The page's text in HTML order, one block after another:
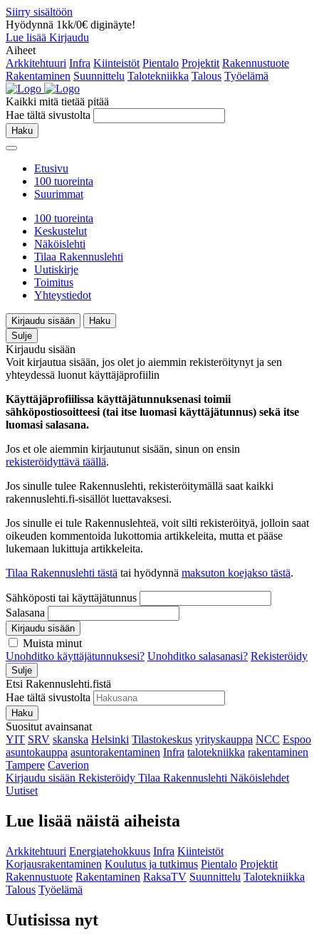
Siirry sisältöön
Hyödynnä 1kk/0€ diginäyte!
Lue lisää Kirjaudu
Aiheet
Arkkitehtuuri Infra Kiinteistöt Pientalo Projektit Rakennustuote
Rakentaminen Suunnittelu Talotekniikka Talous Työelämä
Kaikki mitä tietää pitää
Hae tältä sivustolta
Haku
Etusivu
100 tuoreinta
Suurimmat
100 tuoreinta
Keskustelut
Näköislehti
Tilaa Rakennuslehti
Uutiskirje
Toimitus
Yhteystiedot
Kirjaudu sisään
Haku
Sulje
Kirjaudu sisään
Voit kirjautua sisään, jos olet jo aiemmin rekisteröitynyt ja sen
yhteydessä luonut käyttäjäprofiilin
Käyttäjäprofiilissa käyttäjätunnuksenasi toimii
sähköpostiosoitteesi (tai itse luomasi käyttäjätunnus) sekä itse
luomasi salasana.
Jos et ole aiemmin kirjautunut sisään, sinun on ensin
rekisteröidyttävä täällä.
Jos sinulle tulee Rakennuslehti, rekisteröitymällä saat kaikki
rakennuslehti.fi-sisällöt luettavaksesi.
Jos sinulle ei tule Rakennuslehteä, voit silti rekisteröityä, jolloin saat
oikeuden kommentoida lukottomia artikkeleita, mutta et pääse
lukemaan lukittuja artikkeleita.
Tilaa Rakennuslehti tästä tai hyödynnä maksuton koejakso tästä.
Sähköposti tai käyttäjätunnus
Salasana
Kirjaudu sisään
Muista minut
Unohditko käyttäjätunnuksesi? Unohditko salasanasi? Rekisteröidy
Sulje
Etsi Rakennuslehti.fistä
Hae tältä sivustolta
Haku
Suositut avainsanat
YIT SRV skanska Helsinki Tilastokeskus yrityskauppa NCC Espoo
asuntokauppa asuntorakentaminen Infra talotekniikka rakentaminen
Tampere Caverion
Kirjaudu sisään Rekisteröidy Tilaa Rakennuslehti Näköislehdet
Uutiset
Lue lisää näistä aiheista
Arkkitehtuuri Energiatehokkuus Infra Kiinteistöt
Korjausrakentaminen Koulutus ja tutkimus Pientalo Projektit
Rakennustuote Rakentaminen RaksaTV Suunnittelu Talotekniikka
Talous Työelämä
Uutisissa nyt